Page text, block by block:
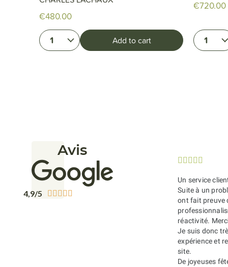
€480.00
1 Add to cart
€720.00
1
Avis
4,9/5     
    
Un service
Suite à un
ont fait preuve
réactivité.
Je suis donc
expérience et
site.
De joyeuses